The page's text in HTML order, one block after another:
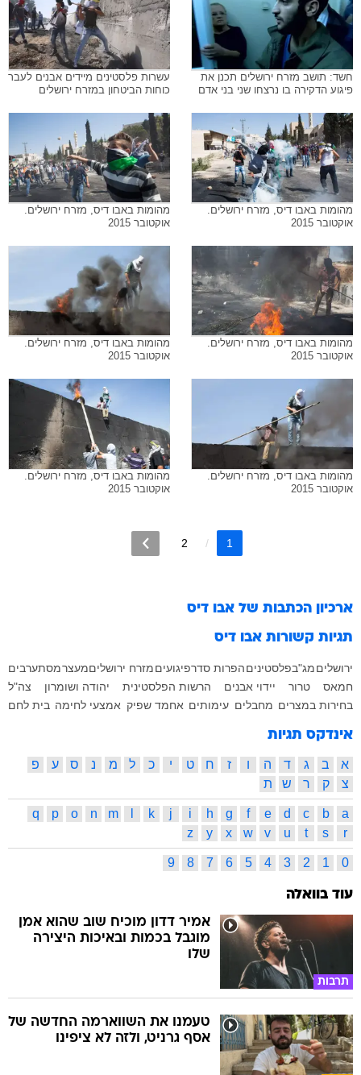
חשד: תושב מזרח ירושלים תכנן את
פיגוע הדקירה בו נרצחו שני בני אדם
עשרות פלסטינים מיידים אבנים לעבר
כוחות הביטחון במזרח ירושלים
מהומות באבו דיס, מזרח ירושלים.
אוקטובר 2015
מהומות באבו דיס, מזרח ירושלים.
אוקטובר 2015
מהומות באבו דיס, מזרח ירושלים.
אוקטובר 2015
מהומות באבו דיס, מזרח ירושלים.
אוקטובר 2015
מהומות באבו דיס, מזרח ירושלים.
אוקטובר 2015
מהומות באבו דיס, מזרח ירושלים.
אוקטובר 2015
1
2
ארכיון הכתבות של אבו דיס
תגיות קשורות אבו דיס
ירושליםמג"בפלסטיניםהפרות סדרפיגועיםמזרח ירושליםמעצרמסתערבים
חמאס
טרור יידוי אבנים הרשות הפלסטינית יהודה ושומרון
צה"ל
בחירות במצרים מחבלים עימותים אחמד שפיק אמצעי לחימה בית לחם
אינדקס תגיות
א ב ג ד ה ו ז ח ט י כ ל מ נ ס ע
פ
צ
ק ר ש ת
a
b
c
d
e
f
g
h
i
j
k
m
n
o
p
q
r
s
t
u
v
w
x
y
z
0
1
2
3
4
5
6
7
8
9
עוד בוואלה
תרבות
אמיר דדון מוכיח שוב שהוא אמן
מוגבל בכמות ובאיכות היצירה
שלו
טעמנו את השווארמה החדשה של
אסף גרניט, ולזה לא ציפינו